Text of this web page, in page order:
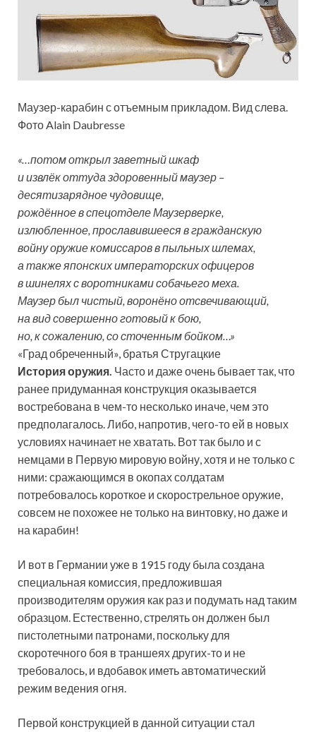
Маузер-карабин с отъемным прикладом. Вид слева.
Фото Alain Daubresse
«…потом открыл заветный шкаф
и извлёк оттуда здоровенный маузер –
десятизарядное чудовище,
рождённое в спецотделе Маузерверке,
излюбленное, прославившееся в гражданскую
войну оружие комиссаров в пыльных шлемах,
а также японских императорских офицеров
в шинелях с воротниками собачьего меха.
Маузер был чистый, воронёно отсвечивающий,
на вид совершенно готовый к бою,
но, к сожалению, со сточенным бойком…»
«Град обреченный», братья Стругацкие
История оружия. Часто и даже очень бывает так, что
ранее придуманная конструкция оказывается
востребована в чем-то несколько иначе, чем это
предполагалось. Либо, напротив, чего-то ей в новых
условиях начинает не хватать. Вот так было и с
немцами в Первую мировую войну, хотя и не только с
ними: сражающимся в окопах солдатам
потребовалось короткое и скорострельное оружие,
совсем не похожее не только на винтовку, но даже и
на карабин!
И вот в Германии уже в 1915 году была создана
специальная комиссия, предложившая
производителям оружия как раз и подумать над таким
образцом. Естественно, стрелять он должен был
пистолетными патронами, поскольку для
скоротечного боя в траншеях других-то и не
требовалось, и вдобавок иметь автоматический
режим ведения огня.
Первой конструкцией в данной ситуации стал